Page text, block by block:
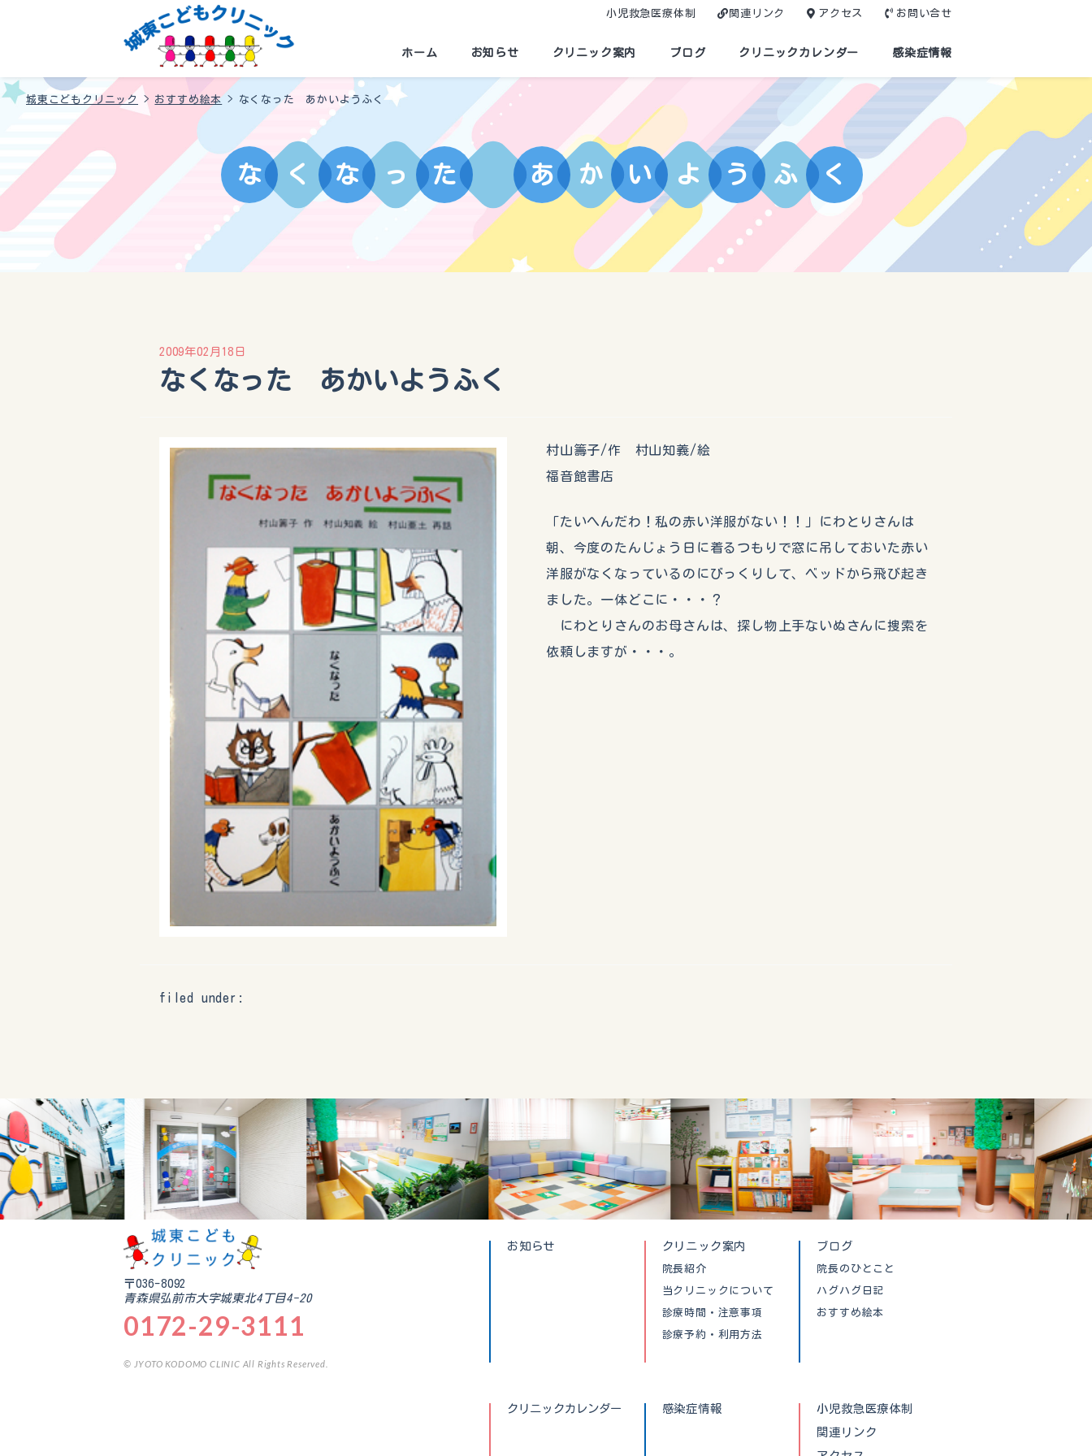
小児救急医療体制 関連リンク アクセス お問い合せ
ホーム お知らせ クリニック案内 ブログ クリニックカレンダー 感染症情報
城東こどもクリニック > おすすめ絵本> なくなった あかいようふく
な く な っ た あ か い よ う ふ く
2009年02月18日
なくなった あかいようふく
村山籌子/作 村山知義/絵
福音館書店
「たいへんだわ！私の赤い洋服がない！！」にわとりさんは
朝、今度のたんじょう日に着るつもりで窓に吊しておいた赤い
洋服がなくなっているのにびっくりして、ベッドから飛び起き
ました。一体どこに・・・？
にわとりさんのお母さんは、探し物上手ないぬさんに捜索を
依頼しますが・・・。
filed under:
お知らせ クリニック案内
院長紹介
当クリニックについて
診療時間・注意事項
診療予約・利用方法
ブログ
院長のひとこと
ハグハグ日記
おすすめ絵本
クリニックカレンダー 感染症情報
小児救急医療体制
関連リンク
〒036-8092
青森県弘前市大字城東北4丁目4-20
0172-29-3111
© JYOTO KODOMO CLINIC All Rights Reserved.